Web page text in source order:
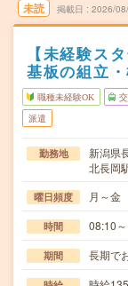
未読 掲載日 2026/
【未経験ス
基板の組立
職種未経験OK
派遣
勤務地
新潟県
北長岡
曜日頻度 月～金
時間 08:10
期間 長期で